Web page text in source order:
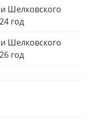
Шелковского
год
Шелковского
год